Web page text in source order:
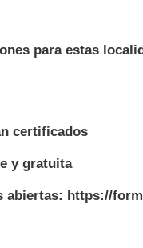
para estas
certificados
y gratuita
abiertas: https://